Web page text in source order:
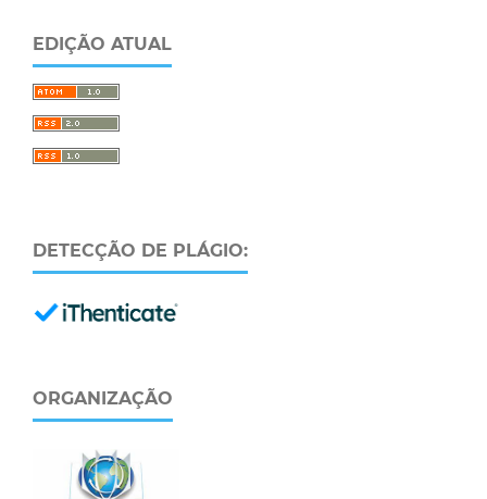
EDIÇÃO ATUAL
DETECÇÃO DE PLÁGIO:
ORGANIZAÇÃO